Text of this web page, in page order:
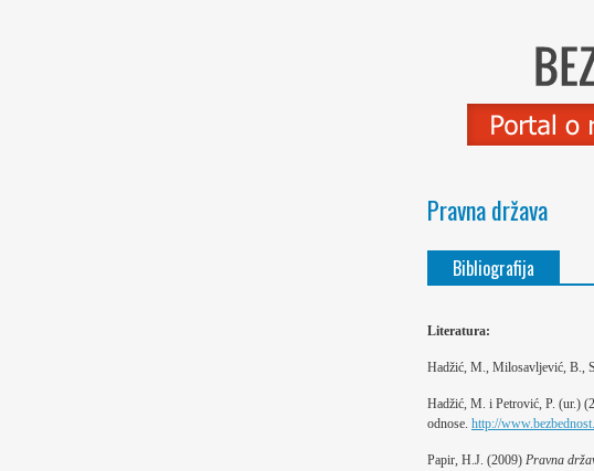
Pravna država
Bibliografija
Literatura:
Hadžić, M., Milosavljević, B.,
Hadžić, M. i Petrović, P. (ur.)
odnose. http://
Papir, H.J. (2009) Pravna